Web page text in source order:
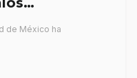
de México ha